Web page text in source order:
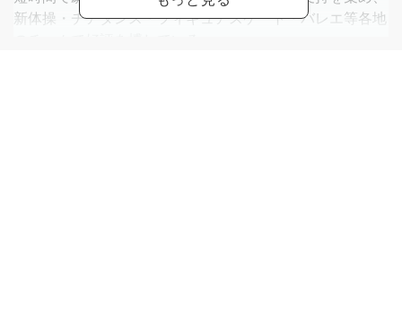
新体操・チアダンス・フィギュアスケート・バレエ等各地